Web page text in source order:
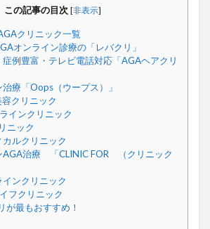
この記事の目次 [非表示]
クリニック一覧
オンライン診療の「レバクリ」
例豊富・テレビ電話対応「AGAヘアクリ
療「Oops（ウープス）」
クリニック
インクリニック
ニック
ルクリニック
治療 「CLINIC FOR （クリニック
ンクリニック
フクリニック
が最もおすすめ！